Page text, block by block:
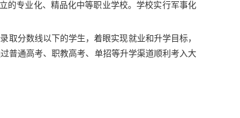
的专业化、精品化中等职业学校。学校实行军事化
分数线以下的学生，着眼实现就业和升学目标，
普通高考、职教高考、单招等升学渠道顺利考入大